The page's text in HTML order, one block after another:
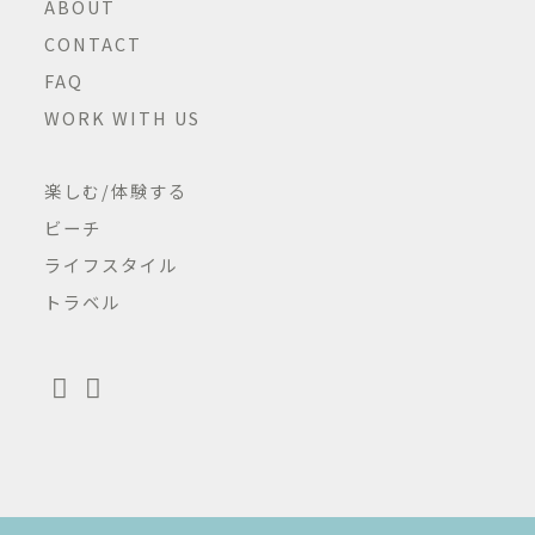
ABOUT
CONTACT
FAQ
WORK WITH US
楽しむ/体験する
ビーチ
ライフスタイル
トラベル